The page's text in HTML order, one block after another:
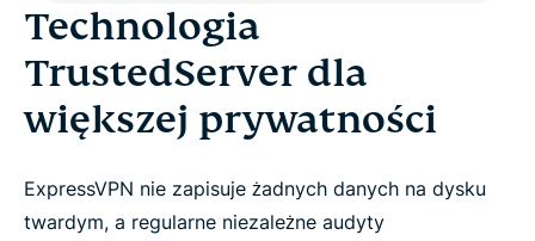
Technologia
TrustedServer dla
większej prywatności
ExpressVPN nie zapisuje żadnych danych na dysku
twardym, a regularne niezależne audyty